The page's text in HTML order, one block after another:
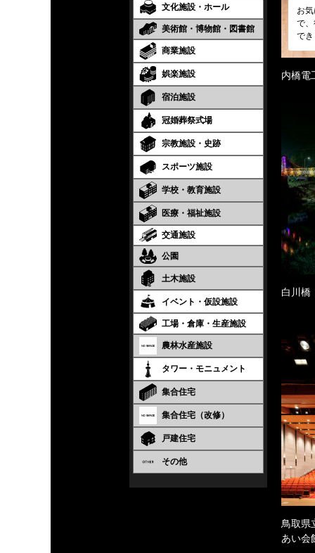
文化施設・ホール
美術館・博物館・図書館
商業施設
娯楽施設
宿泊施設
冠婚葬祭式場
宗教施設・史跡
スポーツ施設
学校・教育施設
医療・福祉施設
交通施設
公園
土木施設
イベント・仮設施設
工場・倉庫・生産施設
農林水産施設
タワー・モニュメント
集合住宅
集合住宅（改修）
戸建住宅
その他
お
で
で
内橋電
白川橋
鳥取県
あい会